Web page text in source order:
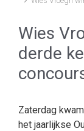
Wies
derde
Zaterdag
het jaarlijkse